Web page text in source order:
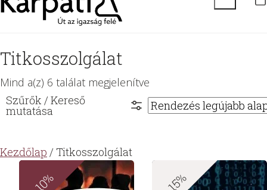
Titkosszolgálat
Mind a(z) 6 találat megjelenítve
by
latest
Kezdőlap / Titkosszolgálat
-10% -15%